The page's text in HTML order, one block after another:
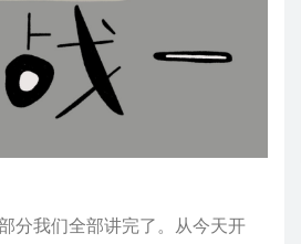
分我们全部讲完了。从今天开